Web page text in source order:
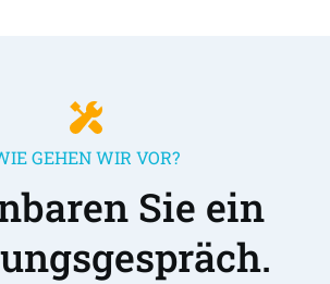
GEHEN WIR VOR?
Sie ein